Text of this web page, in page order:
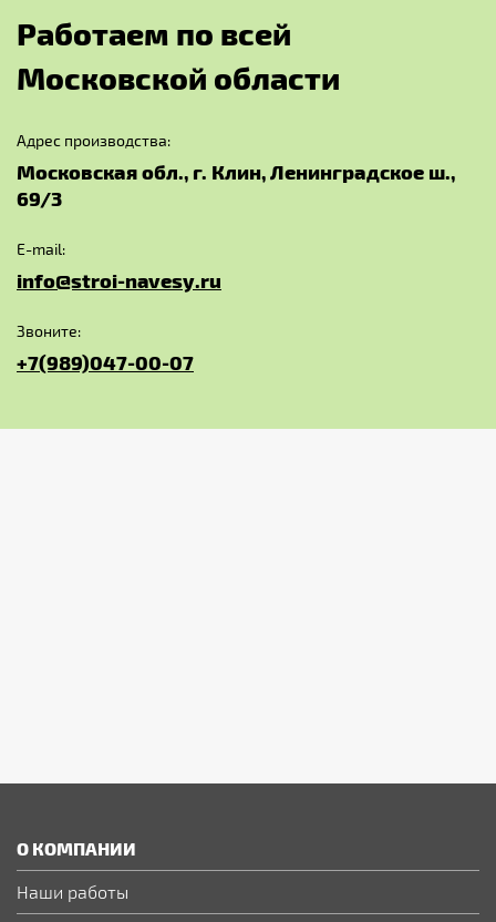
Работаем по всей
Московской области
Адрес производства:
Московская обл., г. Клин, Ленинградское ш.,
69/3
E-mail:
info@stroi-navesy.ru
Звоните:
+7(989)047-00-07
О КОМПАНИИ
Наши работы